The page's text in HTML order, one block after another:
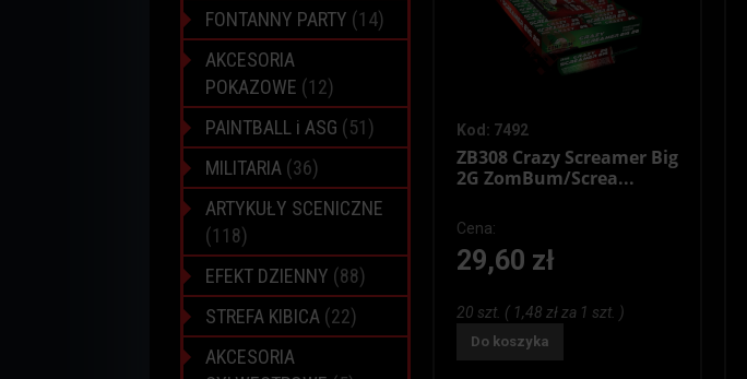
Kod: 7492
ZB308 Crazy Screamer Big
2G ZomBum/Screa...
Cena:
29,60 zł
20 szt. ( 1,48 zł za 1 szt. )
Do koszyka
FONTANNY PARTY (14)
AKCESORIA
POKAZOWE (12)
PAINTBALL i ASG (51)
MILITARIA (36)
ARTYKUŁY SCENICZNE
(118)
EFEKT DZIENNY (88)
STREFA KIBICA (22)
AKCESORIA